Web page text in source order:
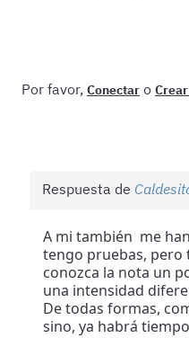
Por favor, Conectar o
Respuesta de
A mi también me
tengo pruebas, pero
conozca la nota un
una intensidad
De todas formas,
sino, ya habrá